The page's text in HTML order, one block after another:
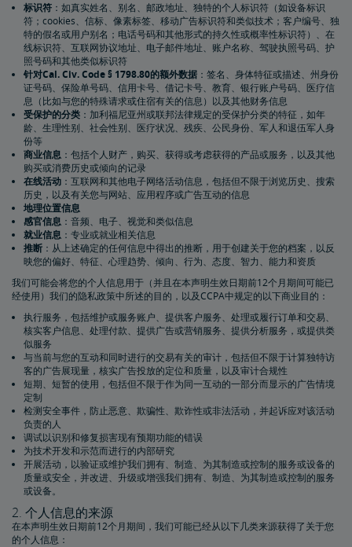
标识符 ：如真实姓名、别名、邮政地址、独特的个人标识符（如设备标识
符；cookies、信标、像素标签、移动广告标识符和类似技术；客户编号、独
特的假名或用户别名；电话号码和其他形式的持久性或概率性标识符）、在
线标识符、互联网协议地址、电子邮件地址、账户名称、驾驶执照号码、护
照号码和其他类似标识符
针对Cal. Civ. Code § 1798.80的额外数据 ：签名、身体特征或描述、州身份
证号码、保险单号码、信用卡号、借记卡号、教育、银行账户号码、医疗信
息（比如与您的特殊请求或住宿有关的信息）以及其他财务信息
受保护的分类 ：加利福尼亚州或联邦法律规定的受保护分类的特征，如年
龄、生理性别、社会性别、医疗状况、残疾、公民身份、军人和退伍军人身
份等
商业信息 ：包括个人财产，购买、获得或考虑获得的产品或服务，以及其他
购买或消费历史或倾向的记录
在线活动 ：互联网和其他电子网络活动信息，包括但不限于浏览历史、搜索
历史，以及有关您与网站、应用程序或广告互动的信息
地理位置信息
感官信息 ：音频、电子、视觉和类似信息
就业信息 ：专业或就业相关信息
推断 ：从上述确定的任何信息中得出的推断，用于创建关于您的档案，以反
映您的偏好、特征、心理趋势、倾向、行为、态度、智力、能力和资质
我们可能会将您的个人信息用于（并且在本声明生效日期前12个月期间可能已
经使用）我们的隐私政策中所述的目的，以及CCPA中规定的以下商业目的：
执行服务，包括维护或服务账户、提供客户服务、处理或履行订单和交易、
核实客户信息、处理付款、提供广告或营销服务、提供分析服务，或提供类
似服务
与当前与您的互动和同时进行的交易有关的审计，包括但不限于计算独特访
客的广告展现量，核实广告投放的定位和质量，以及审计合规性
短期、短暂的使用，包括但不限于作为同一互动的一部分而显示的广告情境
定制
检测安全事件，防止恶意、欺骗性、欺诈性或非法活动，并起诉应对该活动
负责的人
调试以识别和修复损害现有预期功能的错误
为技术开发和示范而进行的内部研究
开展活动，以验证或维护我们拥有、制造、为其制造或控制的服务或设备的
质量或安全，并改进、升级或增强我们拥有、制造、为其制造或控制的服务
或设备。
2. 个人信息的来源
在本声明生效日期前12个月期间，我们可能已经从以下几类来源获得了关于您
的个人信息：